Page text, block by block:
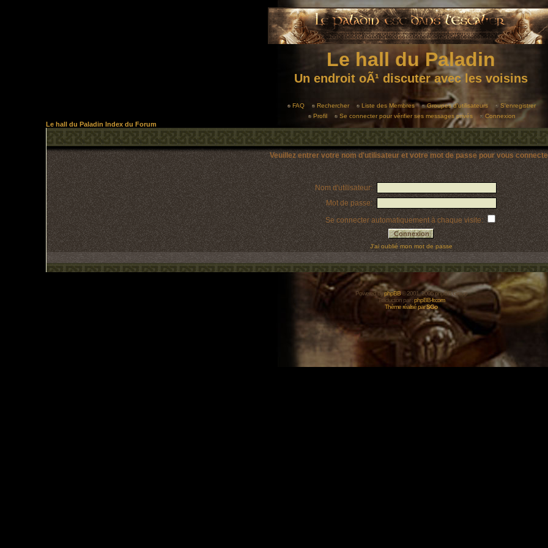
Le hall du Paladin
Un endroit oÃ¹ discuter avec les voisins
FAQ Rechercher Liste des Membres Groupes d'utilisateurs
S'enregistrer
Profil
Se connecter pour vérifier ses messages privés Connexion
Le hall du Paladin Index du Forum
Veuillez entrer votre nom d'utilisateur et votre mot de passe pour vous
Nom d'utilisateur:
Mot de passe:
Se connecter automatiquement à chaque visite:
J'ai oublié mon mot de passe
Powered byphpBB© 2001, 2005 phpBB Group
Traduction par :phpBB-fr.com
Thème réalisé parSGo